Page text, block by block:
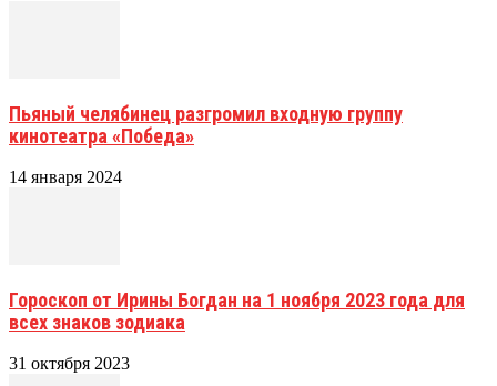
Пьяный челябинец разгромил входную группу
кинотеатра «Победа»
14 января 2024
Гороскоп от Ирины Богдан на 1 ноября 2023 года для
всех знаков зодиака
31 октября 2023